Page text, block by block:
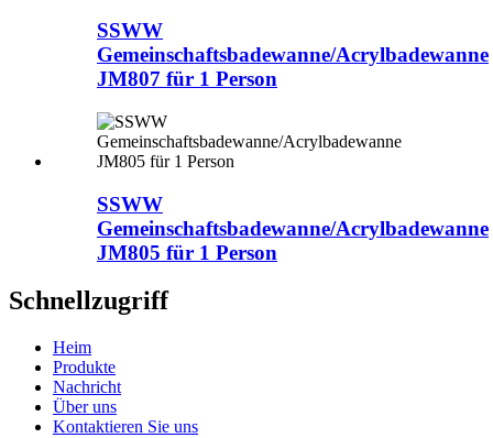
SSWW
Gemeinschaftsbadewanne/Acrylbadewanne
JM807 für 1 Person
SSWW
Gemeinschaftsbadewanne/Acrylbadewanne
JM805 für 1 Person
Schnellzugriff
Heim
Produkte
Nachricht
Über uns
Kontaktieren Sie uns